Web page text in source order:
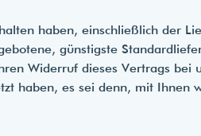
haben, einschließlich der
günstigste
Widerruf dieses Vertrags bei
haben, es sei denn, mit Ihnen